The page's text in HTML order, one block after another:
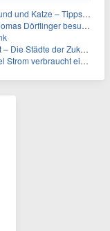
zur erfolgreichen Eingewöhnung
im Kammerbezirk Freiburg
der Zukunft sind grün-blau
ein Aufzug im Gebäude